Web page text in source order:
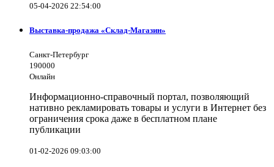
05-04-2026 22:54:00
Выставка-продажа «Склад-Магазин»
Санкт-Петербург
190000
Онлайн
Информационно-справочный портал, позволяющий
нативно рекламировать товары и услуги в Интернет без
ограничения срока даже в бесплатном плане
публикации
01-02-2026 09:03:00